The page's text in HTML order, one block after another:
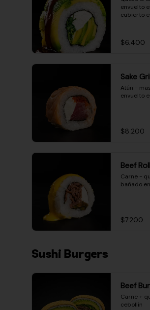
envuelto
cubierto
$6.400
Sake
Atún -
envuelto
$8.200
Beef Roll
Carne -
bañado
$7.200
Sushi Burgers
Beef
Carne +
cebollín